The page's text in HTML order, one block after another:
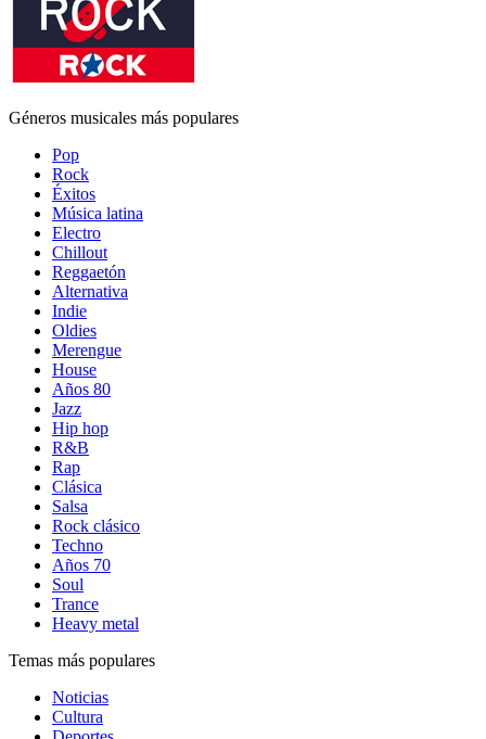
Géneros musicales más populares
Pop
Rock
Éxitos
Música latina
Electro
Chillout
Reggaetón
Alternativa
Indie
Oldies
Merengue
House
Años 80
Jazz
Hip hop
R&B
Rap
Clásica
Salsa
Rock clásico
Techno
Años 70
Soul
Trance
Heavy metal
Temas más populares
Noticias
Cultura